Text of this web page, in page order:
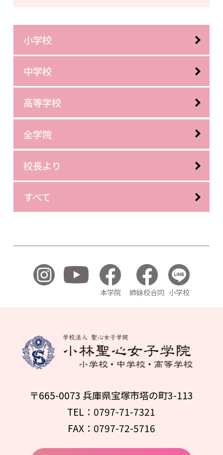
小学校
中学校
高等学校
全学院
校長より
すべて
本学院 姉妹校合同 小学校
〒665-0073 兵庫県宝塚市塔の町3-113
TEL：0797-71-7321
FAX：0797-72-5716